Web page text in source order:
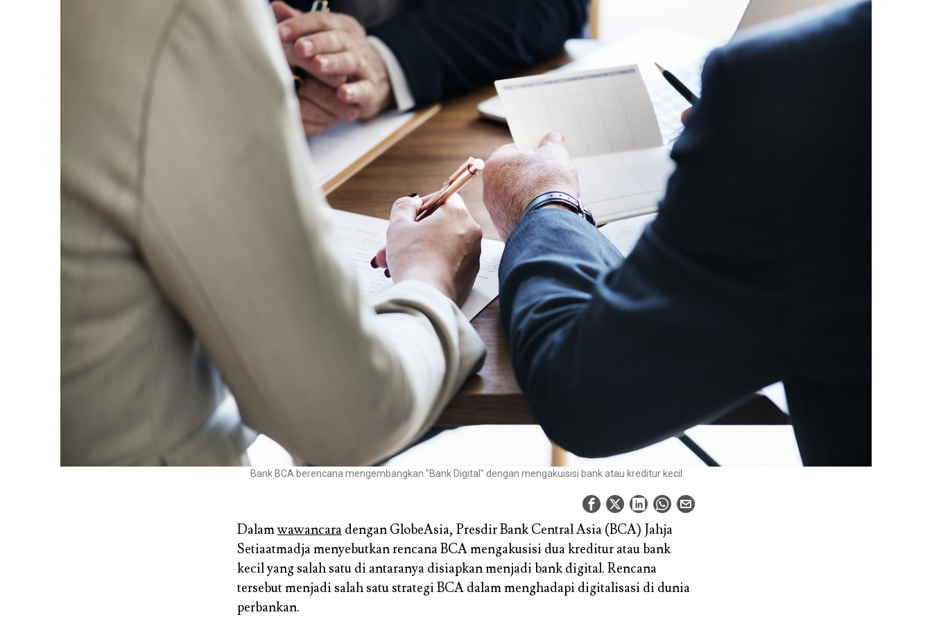
Bank BCA berencana mengembangkan "Bank Digital" dengan mengakuisisi bank atau kreditur kecil
Dalamwawancara dengan GlobeAsia, Presdir Bank Central Asia (BCA) Jahja
Setiaatmadja menyebutkan rencana BCA mengakusisi dua kreditur atau bank
kecil yang salah satu di antaranya disiapkan menjadi bank digital. Rencana
tersebut menjadi salah satu strategi BCA dalam menghadapi digitalisasi di dunia
perbankan.